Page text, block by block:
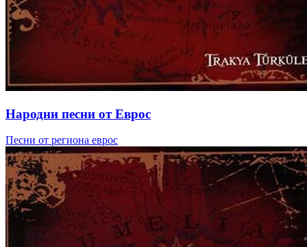
Народни песни от Еврос
Песни от региона еврос